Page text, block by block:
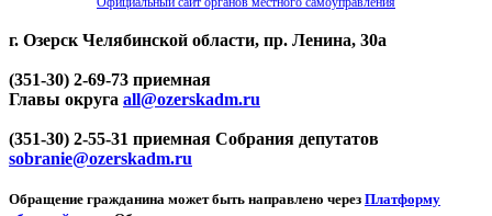
г. Озерск Челябинской области, пр. Ленина, 30а
(351-30) 2-69-73 приемная
Главы округа all@ozerskadm.ru
(351-30) 2-55-31 приемная Собрания депутатов
sobranie@ozerskadm.ru
Обращение гражданина может быть направлено через Платформу